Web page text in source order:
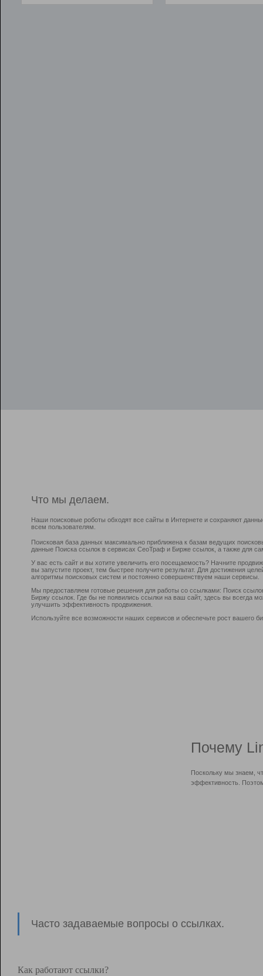
Что мы делаем.
Наши поисковые роботы обходят все сайты в Интернете и сохраняют
всем пользователям.
Поисковая база данных максимально приближена к базам ведущих
данные Поиска ссылок в сервисах СеоТраф и Бирже ссылок, а также для
У вас есть сайт и вы хотите увеличить его посещаемость? Начните
вы запустите проект, тем быстрее получите результат. Для достижения
алгоритмы поисковых систем и постоянно совершенствуем наши сервисы.
Мы предоставляем готовые решения для работы со ссылками: Поиск
Биржу ссылок. Где бы не появились ссылки на ваш сайт, здесь вы всегда
улучшить эффективность продвижения.
Используйте все возможности наших сервисов и обеспечьте рост вашего
Почему
Поскольку мы знаем,
эффективность.
Часто задаваемые вопросы о ссылках.
Как работают ссылки?